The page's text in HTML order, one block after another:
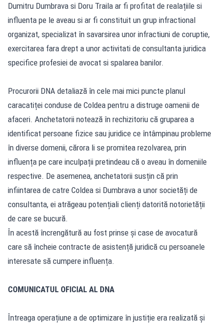
Dumitru Dumbrava si Doru Traila ar fi profitat de realațiile si
influenta pe le aveau si ar fi constituit un grup infractional
organizat, specializat în savarsirea unor infractiuni de coruptie,
exercitarea fara drept a unor activitati de consultanta juridica
specifice profesiei de avocat si spalarea banilor.
Procurorii DNA detaliază în cele mai mici puncte planul
caracatiței conduse de Coldea pentru a distruge oamenii de
afaceri. Anchetatorii notează în rechizitoriu că gruparea a
identificat persoane fizice sau juridice ce întâmpinau probleme
în diverse domenii, cărora li se promitea rezolvarea, prin
influența pe care inculpații pretindeau că o aveau în domeniile
respective. De asemenea, anchetatorii susțin că prin
infiintarea de catre Coldea si Dumbrava a unor societăți de
consultanta, ei atrăgeau potențiali clienți datorită notorietății
de care se bucură.
În acestă încrengătură au fost prinse și case de avocatură
care să încheie contracte de asistență juridică cu persoanele
interesate să cumpere influența.
COMUNICATUL OFICIAL AL DNA
Întreaga operațiune a de optimizare în justiție era realizată și